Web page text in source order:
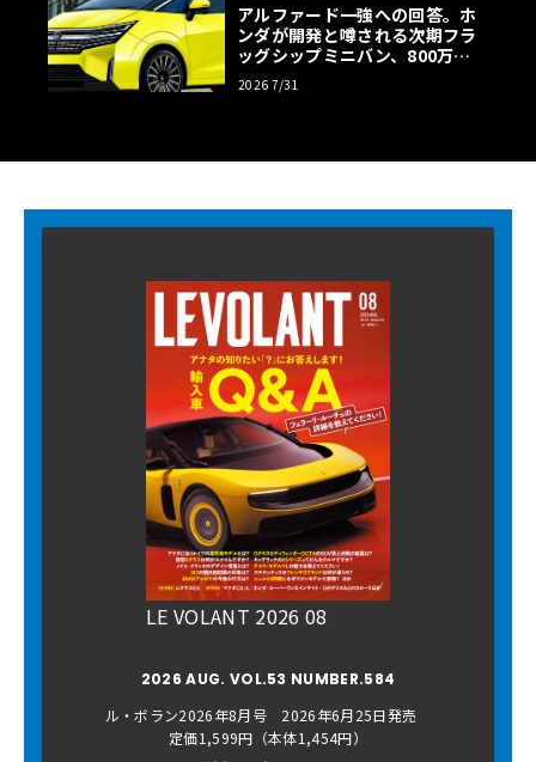
アルファード一強への回答。ホ
ンダが開発と噂される次期フラ
ッグシップミニバン、800万円
超の勝算【予想CG】
2026 7/31
LE VOLANT 2026 08
2026 AUG. VOL.53 NUMBER.584
ル・ボラン2026年8月号 2026年6月25日発売
定価1,599円（本体1,454円）